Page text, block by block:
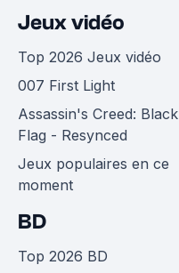
Jeux vidéo
Top 2026 Jeux vidéo
007 First Light
Assassin's Creed: Black
Flag - Resynced
Jeux populaires en ce
moment
BD
Top 2026 BD